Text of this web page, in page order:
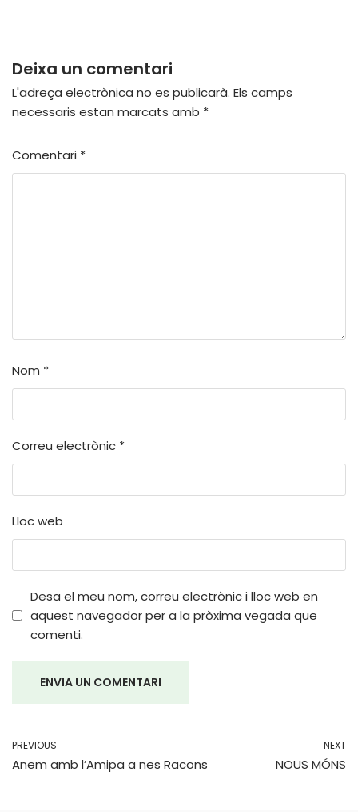
Deixa un comentari
L'adreça electrònica no es publicarà. Els camps
necessaris estan marcats amb *
Comentari *
Nom *
Correu electrònic *
Lloc web
Desa el meu nom, correu electrònic i lloc web en
aquest navegador per a la pròxima vegada que
comenti.
PREVIOUS
Anem amb l’Amipa a nes Racons
NEXT
NOUS MÓNS